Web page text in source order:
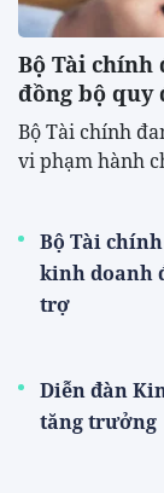
Bộ Tài chính
đồng bộ quy
Bộ Tài chính
vi phạm hành
Bộ Tài
kinh doanh
trợ
Diễn đàn
tăng trưởng